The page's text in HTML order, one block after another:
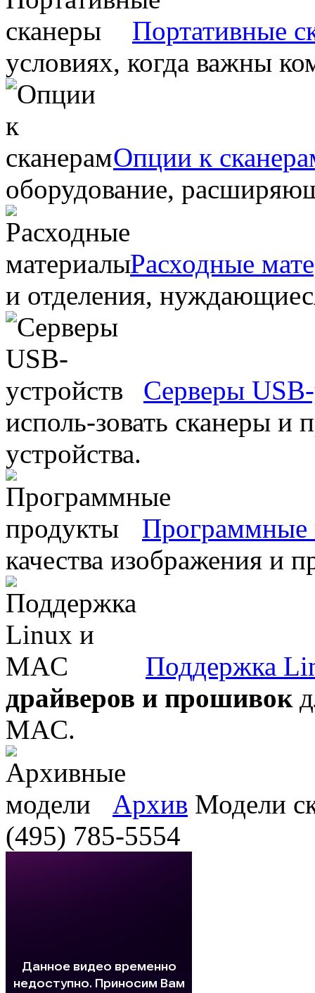
Портативные
условиях, когда важны
Опции к
оборудование,
Расходные
и отделения,
Серверы
исполь-зовать сканеры и
устройства.
Программные
качества изображения и
Поддержка
драйверов и прошивок
MAC.
Архив Модели
(495) 785-5554